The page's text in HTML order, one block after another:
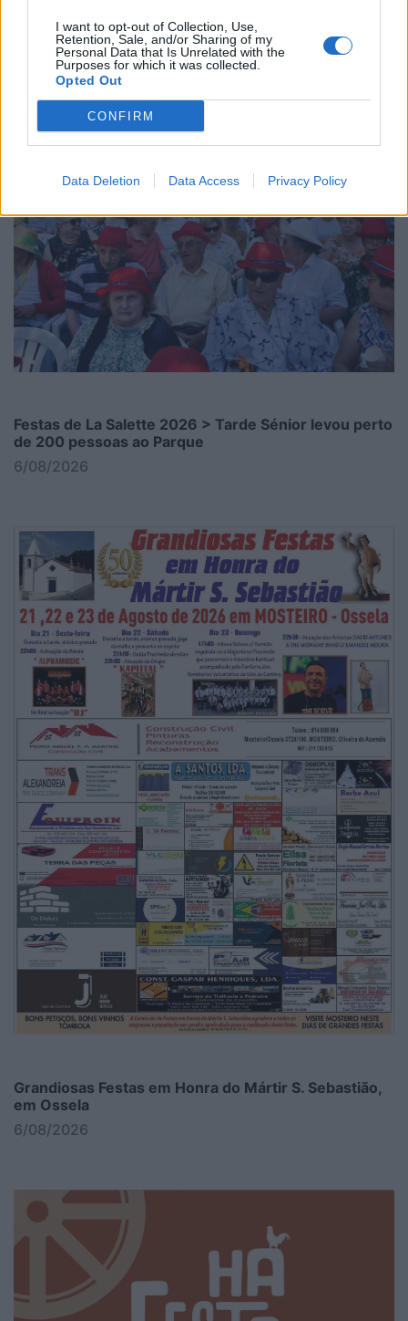
I want to opt-out of Collection, Use,
Retention, Sale, and/or Sharing of my
Personal Data that Is Unrelated with the
Purposes for which it was collected.
Opted Out
CONFIRM
Data Deletion Data Access Privacy Policy
Últimas Notícias
Festas de La Salette 2026 > Tarde Sénior levou perto
de 200 pessoas ao Parque
6/08/2026
Grandiosas Festas em Honra do Mártir S. Sebastião,
em Ossela
6/08/2026